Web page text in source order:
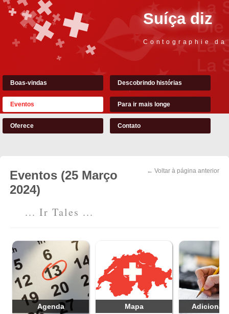
Suíça diz
Contographie
Boas-vindas Descobrindo histórias
Eventos Para ir mais longe
Oferece Contato
← Voltar à página anterior
Eventos (25 Março
2024)
... Ir Tales ...
Agenda Mapa Adicionar